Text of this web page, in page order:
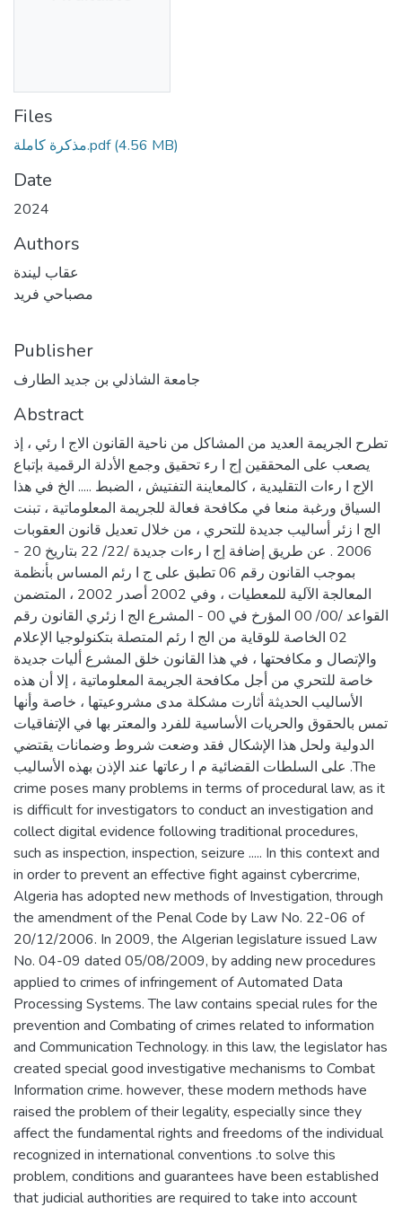
Files
مذكرة كاملة.pdf (4.56 MB)
Date
2024
Authors
عقاب ليندة
مصباحي فريد
Publisher
جامعة الشاذلي بن جديد الطارف
Abstract
تطرح الجريمة العديد من المشاكل من ناحية القانون الاج ا رئي ، إذ
يصعب على المحققين إج ا رء تحقيق وجمع الأدلة الرقمية بإتباع
الإج ا رءات التقليدية ، كالمعاينة التفتيش ، الضبط ..... الخ في هذا
السياق ورغبة منعا في مكافحة فعالة للجريمة المعلوماتية ، تبنت
الج ا زئر أساليب جديدة للتحري ، من خلال تعديل قانون العقوبات
2006 . عن طريق إضافة إج ا رءات جديدة /22/ 22 بتاريخ 20 -
بموجب القانون رقم 06 تطبق على ج ا رئم المساس بأنظمة
المعالجة الآلية للمعطيات ، وفي 2002 أصدر 2002 ، المتضمن
القواعد /00/ 00 المؤرخ في 00 - المشرع الج ا زئري القانون رقم
02 الخاصة للوقاية من الج ا رئم المتصلة بتكنولوجيا الإعلام
والإتصال و مكافحتها ، في هذا القانون خلق المشرع أليات جديدة
خاصة للتحري من أجل مكافحة الجريمة المعلوماتية ، إلا أن هذه
الأساليب الحديثة أثارت مشكلة مدى مشروعيتها ، خاصة وأنها
تمس بالحقوق والحريات الأساسية للفرد والمعتر بها في الإتفاقيات
الدولية ولحل هذا الإشكال فقد وضعت شروط وضمانات يقتضي
على السلطات القضائية م ا رعاتها عند الإذن بهذه الأساليب .The
crime poses many problems in terms of procedural law, as it
is difficult for investigators to conduct an investigation and
collect digital evidence following traditional procedures,
such as inspection, inspection, seizure ..... In this context and
in order to prevent an effective fight against cybercrime,
Algeria has adopted new methods of Investigation, through
the amendment of the Penal Code by Law No. 22-06 of
20/12/2006. In 2009, the Algerian legislature issued Law
No. 04-09 dated 05/08/2009, by adding new procedures
applied to crimes of infringement of Automated Data
Processing Systems. The law contains special rules for the
prevention and Combating of crimes related to information
and Communication Technology. in this law, the legislator has
created special good investigative mechanisms to Combat
Information crime. however, these modern methods have
raised the problem of their legality, especially since they
affect the fundamental rights and freedoms of the individual
recognized in international conventions .to solve this
problem, conditions and guarantees have been established
that judicial authorities are required to take into account